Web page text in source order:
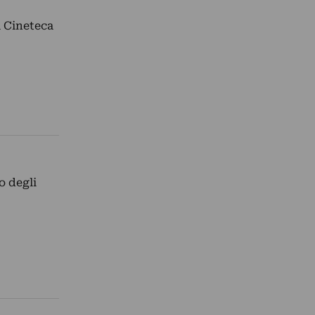
Cineteca
degli